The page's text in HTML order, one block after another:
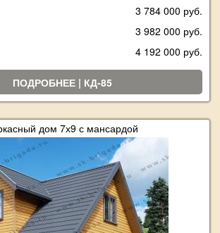
3 784 000 руб.
3 982 000 руб.
4 192 000 руб.
ПОДРОБНЕЕ | КД-85
дом 7х9 с мансардой